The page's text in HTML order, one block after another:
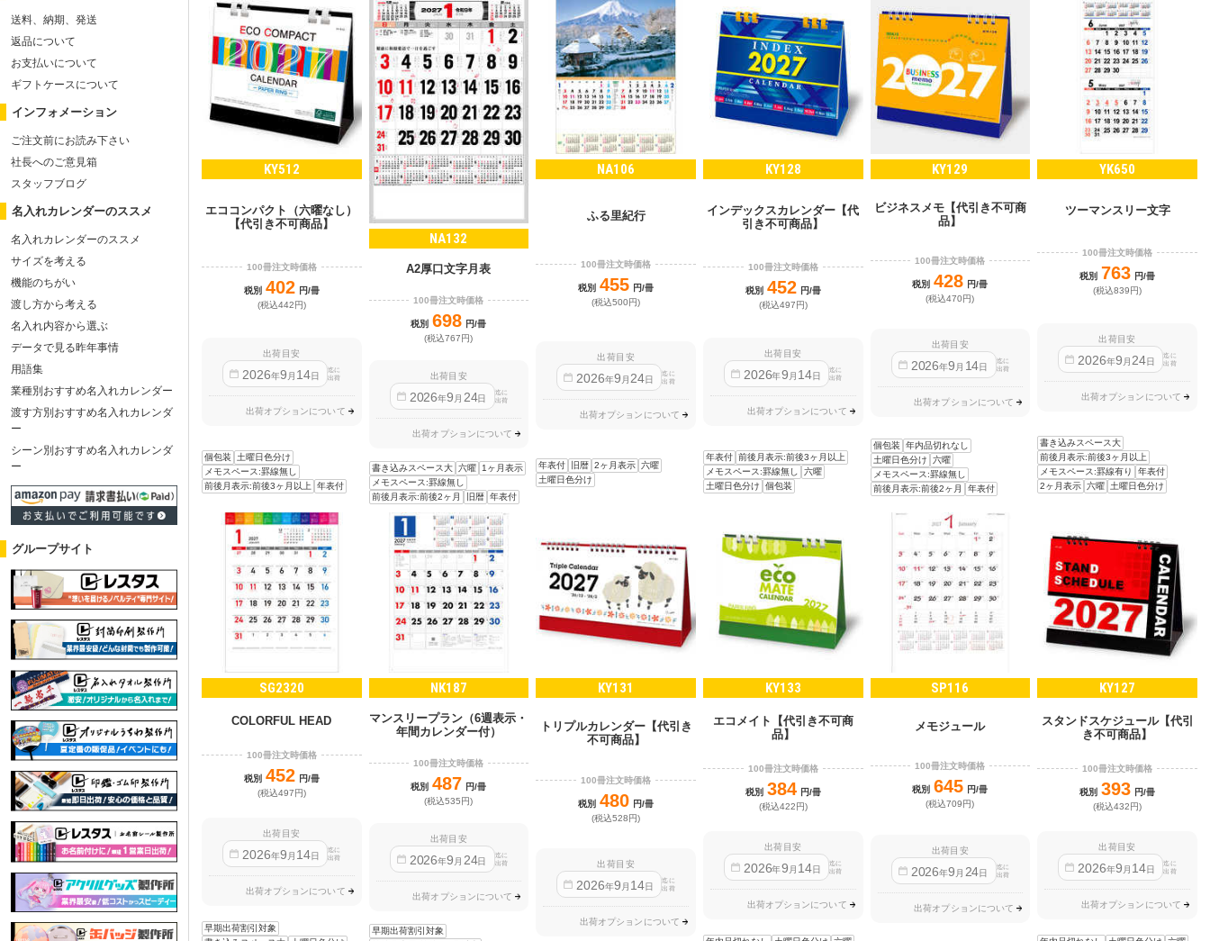
KY512
エココンパクト（六曜なし）
【代引き不可商品】
100冊注文時価格
税別 402 円/冊
(税込442円)
出荷目安
2026年9 月 14日
迄に
出荷
出荷オプションについて
個包装
土曜日色分け
メモスペース:罫線無し
前後月表示:前後3ヶ月以上
年表付
NA132
A2厚口文字月表
100冊注文時価格
税別 698 円/冊
(税込767円)
出荷目安
2026年9 月 24日
迄に
出荷
出荷オプションについて
書き込みスペース大 六曜
1ヶ月表示
メモスペース:罫線無し
前後月表示:前後2ヶ月
旧暦 年表付
NA106
ふる里紀行
100冊注文時価格
税別 455 円/冊
(税込500円)
出荷目安
2026年9 月 24日
迄に
出荷
出荷オプションについて
年表付 旧暦 2ヶ月表示 六曜
土曜日色分け
KY128
インデックスカレンダー【代
引き不可商品】
100冊注文時価格
税別 452 円/冊
(税込497円)
出荷目安
2026年9 月 14日
迄に
出荷
出荷オプションについて
年表付 前後月表示:前後3ヶ月以上
メモスペース:罫線無し
六曜
土曜日色分け
個包装
KY129
ビジネスメモ【代引き不可商
品】
100冊注文時価格
税別 428 円/冊
(税込470円)
出荷目安
2026年9 月 14日
迄に
出荷
出荷オプションについて
個包装
年内品切れなし
土曜日色分け
六曜
メモスペース:罫線無し
前後月表示:前後2ヶ月
年表付
YK650
ツーマンスリー文字
100冊注文時価格
税別 763 円/冊
(税込839円)
出荷目安
2026年9 月24日
迄に
出荷
出荷オプションについて
書き込みスペース大
前後月表示:前後3ヶ月以上
メモスペース:罫線有り
年表付
2ヶ月表示 六曜 土曜日色分け
SG2320
COLORFUL HEAD
100冊注文時価格
税別 452 円/冊
(税込497円)
出荷目安
2026年9 月 14日
迄に
出荷
出荷オプションについて
早期出荷割引対象
NK187
マンスリープラン（6週表示・
年間カレンダー付）
100冊注文時価格
税別 487 円/冊
(税込535円)
出荷目安
2026年9 月 24日
迄に
出荷
出荷オプションについて
早期出荷割引対象
KY131
トリプルカレンダー【代引き
不可商品】
100冊注文時価格
税別 480 円/冊
(税込528円)
出荷目安
2026年9 月 14日
迄に
出荷
出荷オプションについて
KY133
エコメイト【代引き不可商
品】
100冊注文時価格
税別 384 円/冊
(税込422円)
出荷目安
2026年9 月 14日
迄に
出荷
出荷オプションについて
SP116
メモジュール
100冊注文時価格
税別 645 円/冊
(税込709円)
出荷目安
2026年9 月 24日
迄に
出荷
出荷オプションについて
KY127
スタンドスケジュール【代引
き不可商品】
100冊注文時価格
税別 393 円/冊
(税込432円)
出荷目安
2026年9 月 14日
迄に
出荷
出荷オプションについて
送料、納期、発送
返品について
お支払いについて
ギフトケースについて
インフォメーション
ご注文前にお読み下さい
社長へのご意見箱
スタッフブログ
名入れカレンダーのススメ
名入れカレンダーのススメ
サイズを考える
機能のちがい
渡し方から考える
名入れ内容から選ぶ
データで見る昨年事情
用語集
業種別おすすめ名入れカレンダー
渡す方別おすすめ名入れカレンダ
ー
シーン別おすすめ名入れカレンダ
ー
グループサイト